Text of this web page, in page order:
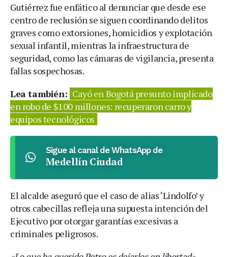
Gutiérrez fue enfático al denunciar que desde ese
centro de reclusión se siguen coordinando delitos
graves como extorsiones, homicidios y explotación
sexual infantil, mientras la infraestructura de
seguridad, como las cámaras de vigilancia, presenta
fallas sospechosas.
Lea también: Cayó en Bogotá presunto implicado
en robo de $100 millones: recuperaron carro y
equipos tecnológicos
Sigue al canal de WhatsApp de
Medellín Ciudad
El alcalde aseguró que el caso de alias ‘Lindolfo’ y
otros cabecillas refleja una supuesta intención del
Ejecutivo por otorgar garantías excesivas a
criminales peligrosos.